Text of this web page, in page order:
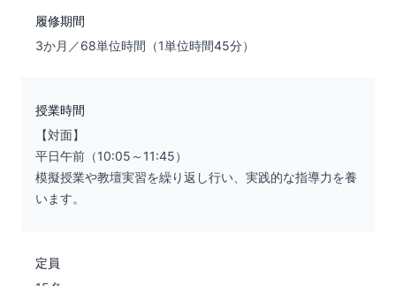
履修期間
3か月／68単位時間（1単位時間45分）
授業時間
【対面】
平日午前（10:05～11:45）
模擬授業や教壇実習を繰り返し行い、実践的な指導力を養
います。
定員